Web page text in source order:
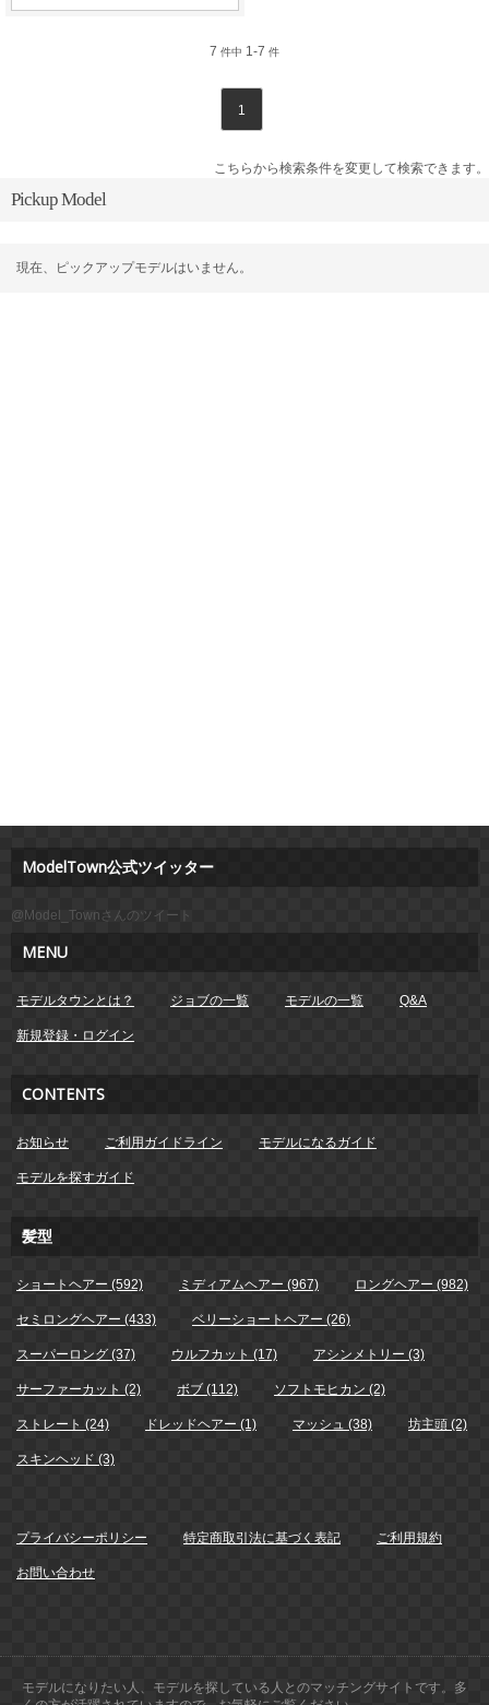
7 件中 1-7 件
1
こちらから検索条件を変更して検索できます。
Pickup Model
現在、ピックアップモデルはいません。
ModelTown公式ツイッター
@Model_Townさんのツイート
MENU
モデルタウンとは？ ジョブの一覧 モデルの一覧 Q&A
新規登録・ログイン
CONTENTS
お知らせ ご利用ガイドライン モデルになるガイド
モデルを探すガイド
髪型
ショートヘアー (592) ミディアムヘアー (967) ロングヘアー (982)
セミロングヘアー (433) ベリーショートヘアー (26)
スーパーロング (37) ウルフカット (17) アシンメトリー (3)
サーファーカット (2) ボブ (112) ソフトモヒカン (2)
ストレート (24) ドレッドヘアー (1) マッシュ (38) 坊主頭 (2)
スキンヘッド (3)
プライバシーポリシー 特定商取引法に基づく表記 ご利用規約
お問い合わせ
モデルになりたい人、モデルを探している人とのマッチングサイトです。多